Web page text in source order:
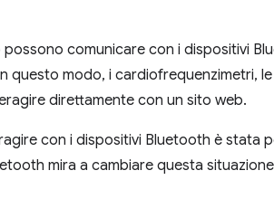
possono comunicare con i dispositivi
questo modo, i cardiofrequenzimetri,
direttamente con un sito web.
con i dispositivi Bluetooth è stata
mira a cambiare questa